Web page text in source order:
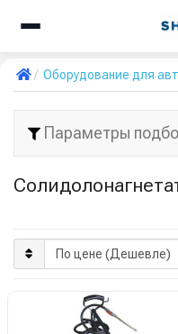
Оборудование для
Параметры